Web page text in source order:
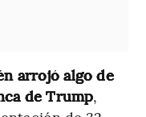
arrojó algo de
de Trump,